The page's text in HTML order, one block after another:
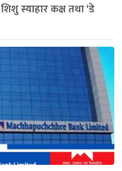
स्याहार कक्ष तथा ‘डे